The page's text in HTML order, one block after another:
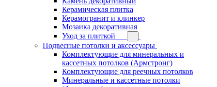
Керамическая плитка
Керамогранит и клинкер
Мозаика декоративная
Уход за плиткой
Подвесные потолки и аксессуары
Комплектующие для минеральных и
кассетных потолков (Армстронг)
Комплектующие для реечных потолков
Минеральные и кассетные потолки